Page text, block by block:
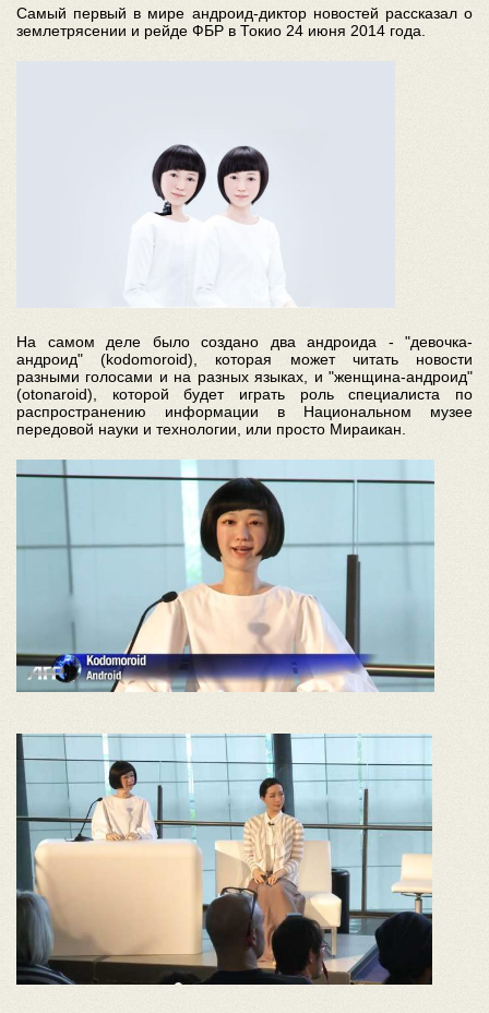
Самый первый в мире андроид-диктор новостей рассказал о
землетрясении и рейде ФБР в Токио 24 июня 2014 года.
На самом деле было создано два андроида - "девочка-
андроид" (kodomoroid), которая может читать новости
разными голосами и на разных языках, и "женщина-андроид"
(otonaroid), которой будет играть роль специалиста по
распространению информации в Национальном музее
передовой науки и технологии, или просто Mираикан.